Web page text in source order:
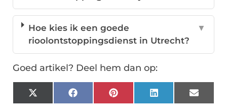
Hoe kies ik een goede
rioolontstoppingsdienst in Utrecht?
▼
Goed artikel? Deel hem dan op:
X
(Twitter)
FacebookPinterestLinkedInEmail